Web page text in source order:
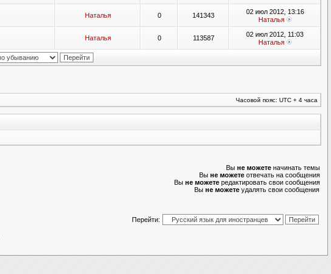
Наталья 0 141343
02 июл 2012, 13:16
Наталья
Наталья 0 113587
02 июл 2012, 11:03
Наталья
Часовой пояс: UTC + 4 часа
Вы не можете начинать темы
Вы не можете отвечать на сообщения
Вы не можете редактировать свои сообщения
Вы не можете удалять свои сообщения
Перейти: